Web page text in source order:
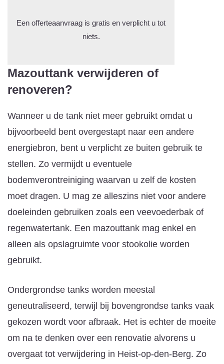
Een offerteaanvraag is gratis en verplicht u tot
niets.
Mazouttank verwijderen of
renoveren?
Wanneer u de tank niet meer gebruikt omdat u
bijvoorbeeld bent overgestapt naar een andere
energiebron, bent u verplicht ze buiten gebruik te
stellen. Zo vermijdt u eventuele
bodemverontreiniging waarvan u zelf de kosten
moet dragen. U mag ze alleszins niet voor andere
doeleinden gebruiken zoals een veevoederbak of
regenwatertank. Een mazouttank mag enkel en
alleen als opslagruimte voor stookolie worden
gebruikt.
Ondergrondse tanks worden meestal
geneutraliseerd, terwijl bij bovengrondse tanks vaak
gekozen wordt voor afbraak. Het is echter de moeite
om na te denken over een renovatie alvorens u
overgaat tot verwijdering in Heist-op-den-Berg. Zo